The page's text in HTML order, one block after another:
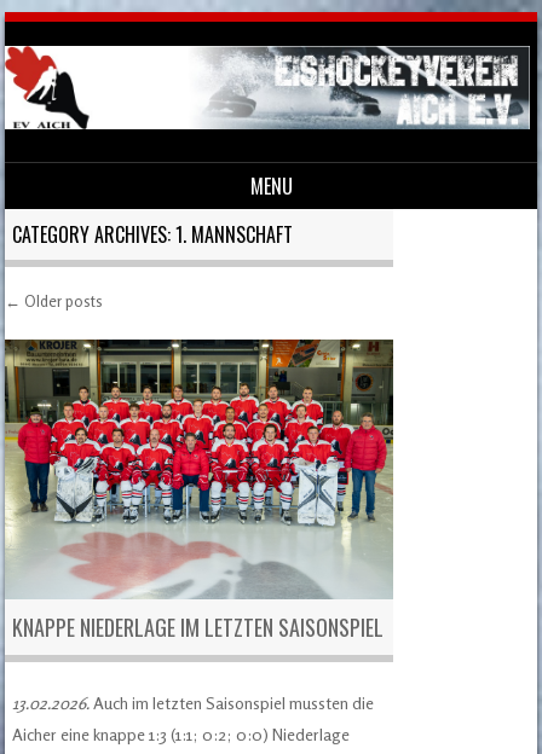
MENU
Skip to content
CATEGORY ARCHIVES:1. MANNSCHAFT
Post navigation
← Older posts
KNAPPE NIEDERLAGE IM LETZTEN SAISONSPIEL
13.02.2026.Auch im letzten Saisonspiel mussten die
Aicher eine knappe 1:3 (1:1; 0:2; 0:0) Niederlage